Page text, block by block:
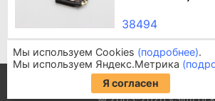
38494
Информация для
Часто задаваемые
Мы используем Cookies (подробнее).
Мы используем Яндекс.Метрика
Я согласен